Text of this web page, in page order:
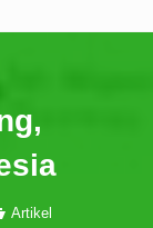
Artikel